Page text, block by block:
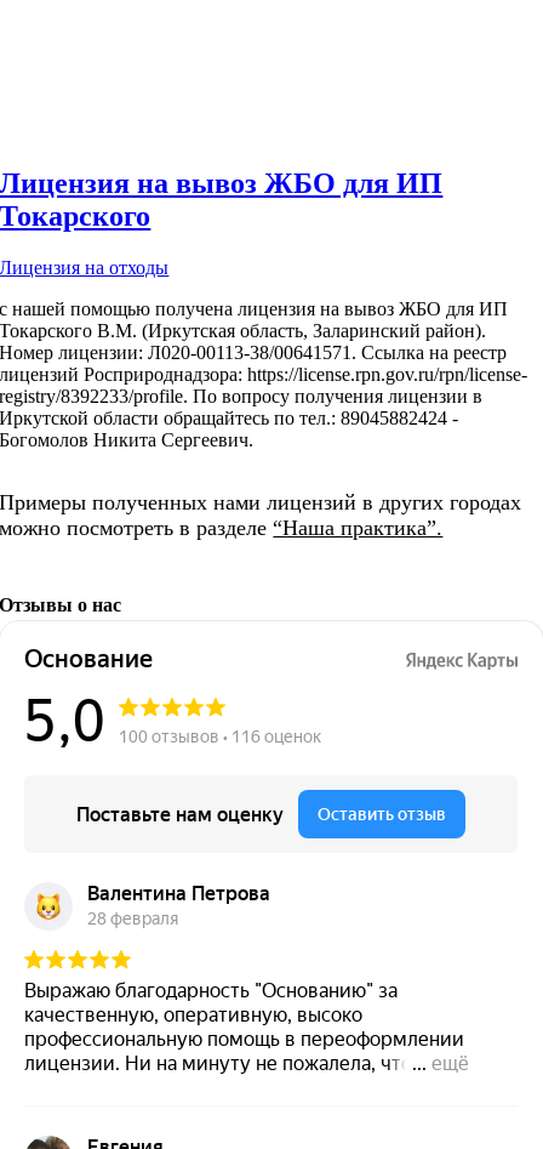
Лицензия на вывоз ЖБО для ИП
Токарского
Лицензия на отходы
с нашей помощью получена лицензия на вывоз ЖБО для ИП
Токарского В.М. (Иркутская область, Заларинский район).
Номер лицензии: Л020-00113-38/00641571. Ссылка на реестр
лицензий Росприроднадзора: https://license.rpn.gov.ru/rpn/license-
registry/8392233/profile. По вопросу получения лицензии в
Иркутской области обращайтесь по тел.: 89045882424 -
Богомолов Никита Сергеевич.
Примеры полученных нами лицензий в других городах
можно посмотреть в разделе“Наша практика”.
Отзывы о нас